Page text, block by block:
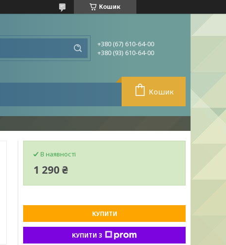
Кошик
+380 (67) 610-64-00
+380 (93) 610-64-00
Кошик
В наявності
1 290 ₴
КУПИТИ
КУПИТИ З